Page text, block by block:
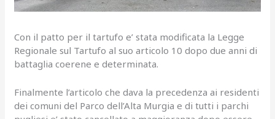
Con il patto per il tartufo e’ stata modificata la Legge
Regionale sul Tartufo al suo articolo 10 dopo due anni di
battaglia coerene e determinata.
Finalmente l’articolo che dava la precedenza ai residenti
dei comuni del Parco dell’Alta Murgia e di tutti i parchi